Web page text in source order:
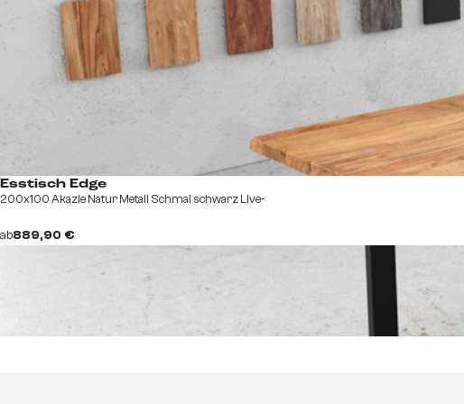
Esstisch Edge
200x100 Akazie Natur Metall Schmal schwarz Live-
ab889,90 €